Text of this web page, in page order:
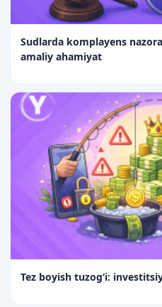
Sudlarda komplayens
amaliy ahamiyat
Tez boyish tuzog‘i: